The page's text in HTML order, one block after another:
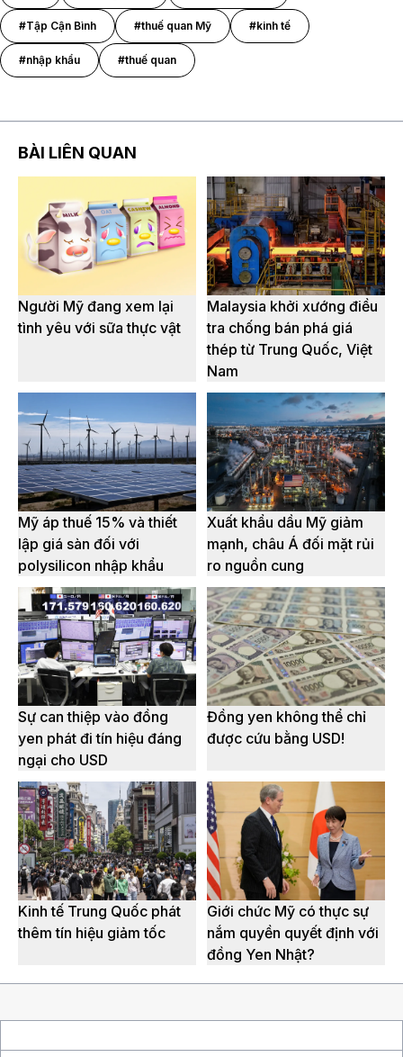
#Tập Cận Bình #thuế quan Mỹ #kinh tế
#nhập khẩu #thuế quan
BÀI LIÊN QUAN
Người Mỹ đang xem lại
tình yêu với sữa thực vật
Malaysia khởi xướng điều
tra chống bán phá giá
thép từ Trung Quốc, Việt
Nam
Mỹ áp thuế 15% và thiết
lập giá sàn đối với
polysilicon nhập khẩu
Xuất khẩu dầu Mỹ giảm
mạnh, châu Á đối mặt rủi
ro nguồn cung
Sự can thiệp vào đồng
yen phát đi tín hiệu đáng
ngại cho USD
Đồng yen không thể chỉ
được cứu bằng USD!
Kinh tế Trung Quốc phát
thêm tín hiệu giảm tốc
Giới chức Mỹ có thực sự
nắm quyền quyết định với
đồng Yen Nhật?